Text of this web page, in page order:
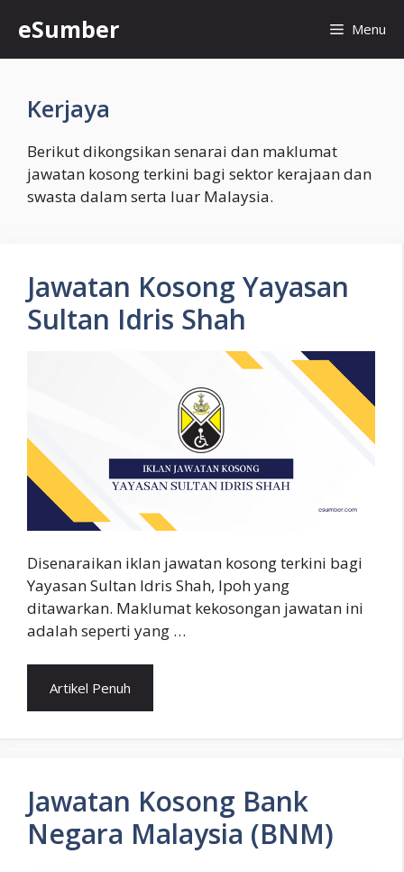
content
eSumber Menu
Kerjaya
Berikut dikongsikan senarai dan maklumat
jawatan kosong terkini bagi sektor kerajaan dan
swasta dalam serta luar Malaysia.
Jawatan Kosong Yayasan
Sultan Idris Shah
Disenaraikan iklan jawatan kosong terkini bagi
Yayasan Sultan Idris Shah, Ipoh yang
ditawarkan. Maklumat kekosongan jawatan ini
adalah seperti yang …
Artikel Penuh
Jawatan Kosong Bank
Negara Malaysia (BNM)